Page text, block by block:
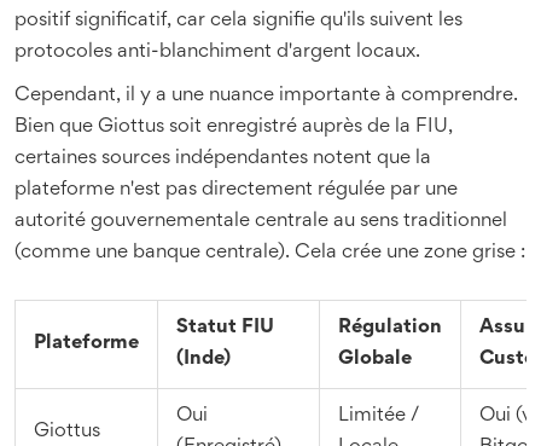
positif significatif, car cela signifie qu'ils suivent les
protocoles anti-blanchiment d'argent locaux.
Cependant, il y a une nuance importante à comprendre.
Bien que Giottus soit enregistré auprès de la FIU,
certaines sources indépendantes notent que la
plateforme n'est pas directement régulée par une
autorité gouvernementale centrale au sens traditionnel
(comme une banque centrale). Cela crée une zone grise :
Plateforme
Statut FIU
(Inde)
Régulation
Globale
Giottus
Oui
Limitée /
Oui